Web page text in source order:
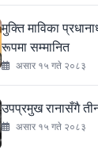
मुक्ति माविका
रूपमा सम्मानित
असार १५ गते २०८३
उपप्रमुख रानासँगै
असार १५ गते २०८३